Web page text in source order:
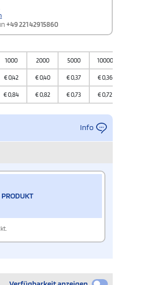
+49 221 42915860
1000 2000 5000 10000
€0,42 €0,40 €0,37 €0,36
€0,84 €0,82 €0,73 €0,72
Info
PRODUKT